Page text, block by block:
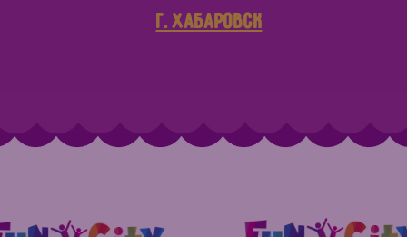
г. Хабаровск